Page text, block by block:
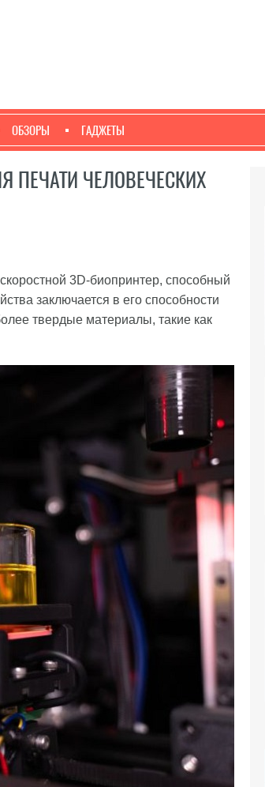
ОБЗОРЫ ГАДЖЕТЫ
ПЕЧАТИ ЧЕЛОВЕЧЕСКИХ
3D-биопринтер, способный
заключается в его способности
твердые материалы, такие как